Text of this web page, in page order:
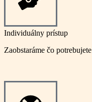
Individuálny prístup
Zaobstaráme čo potrebujete